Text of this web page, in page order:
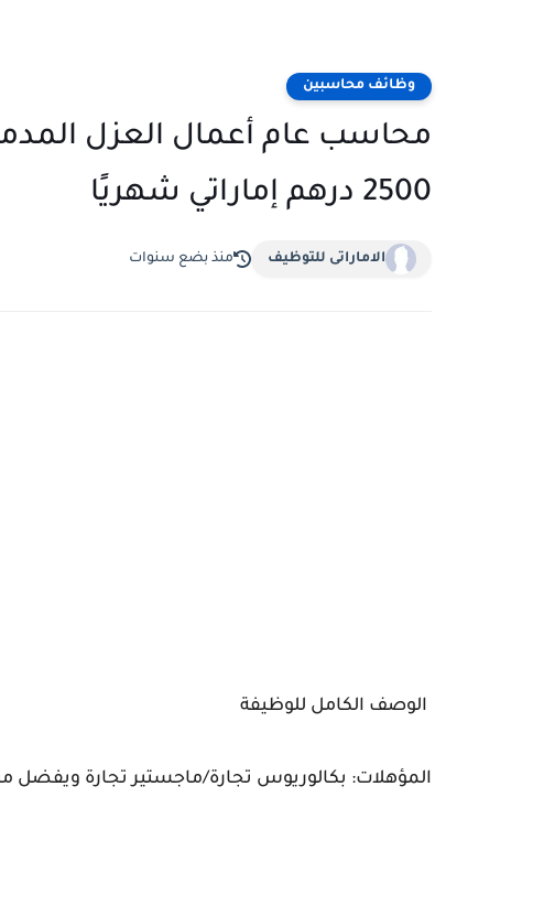
وظائف محاسبين
2500 درهم إماراتي شهريًا
الاماراتى للتوظيف منذ بضع سنوات
الوصف الكامل للوظيفة
المؤهلات: بكالوريوس تجارة/ماجستير تجارة ويفضل